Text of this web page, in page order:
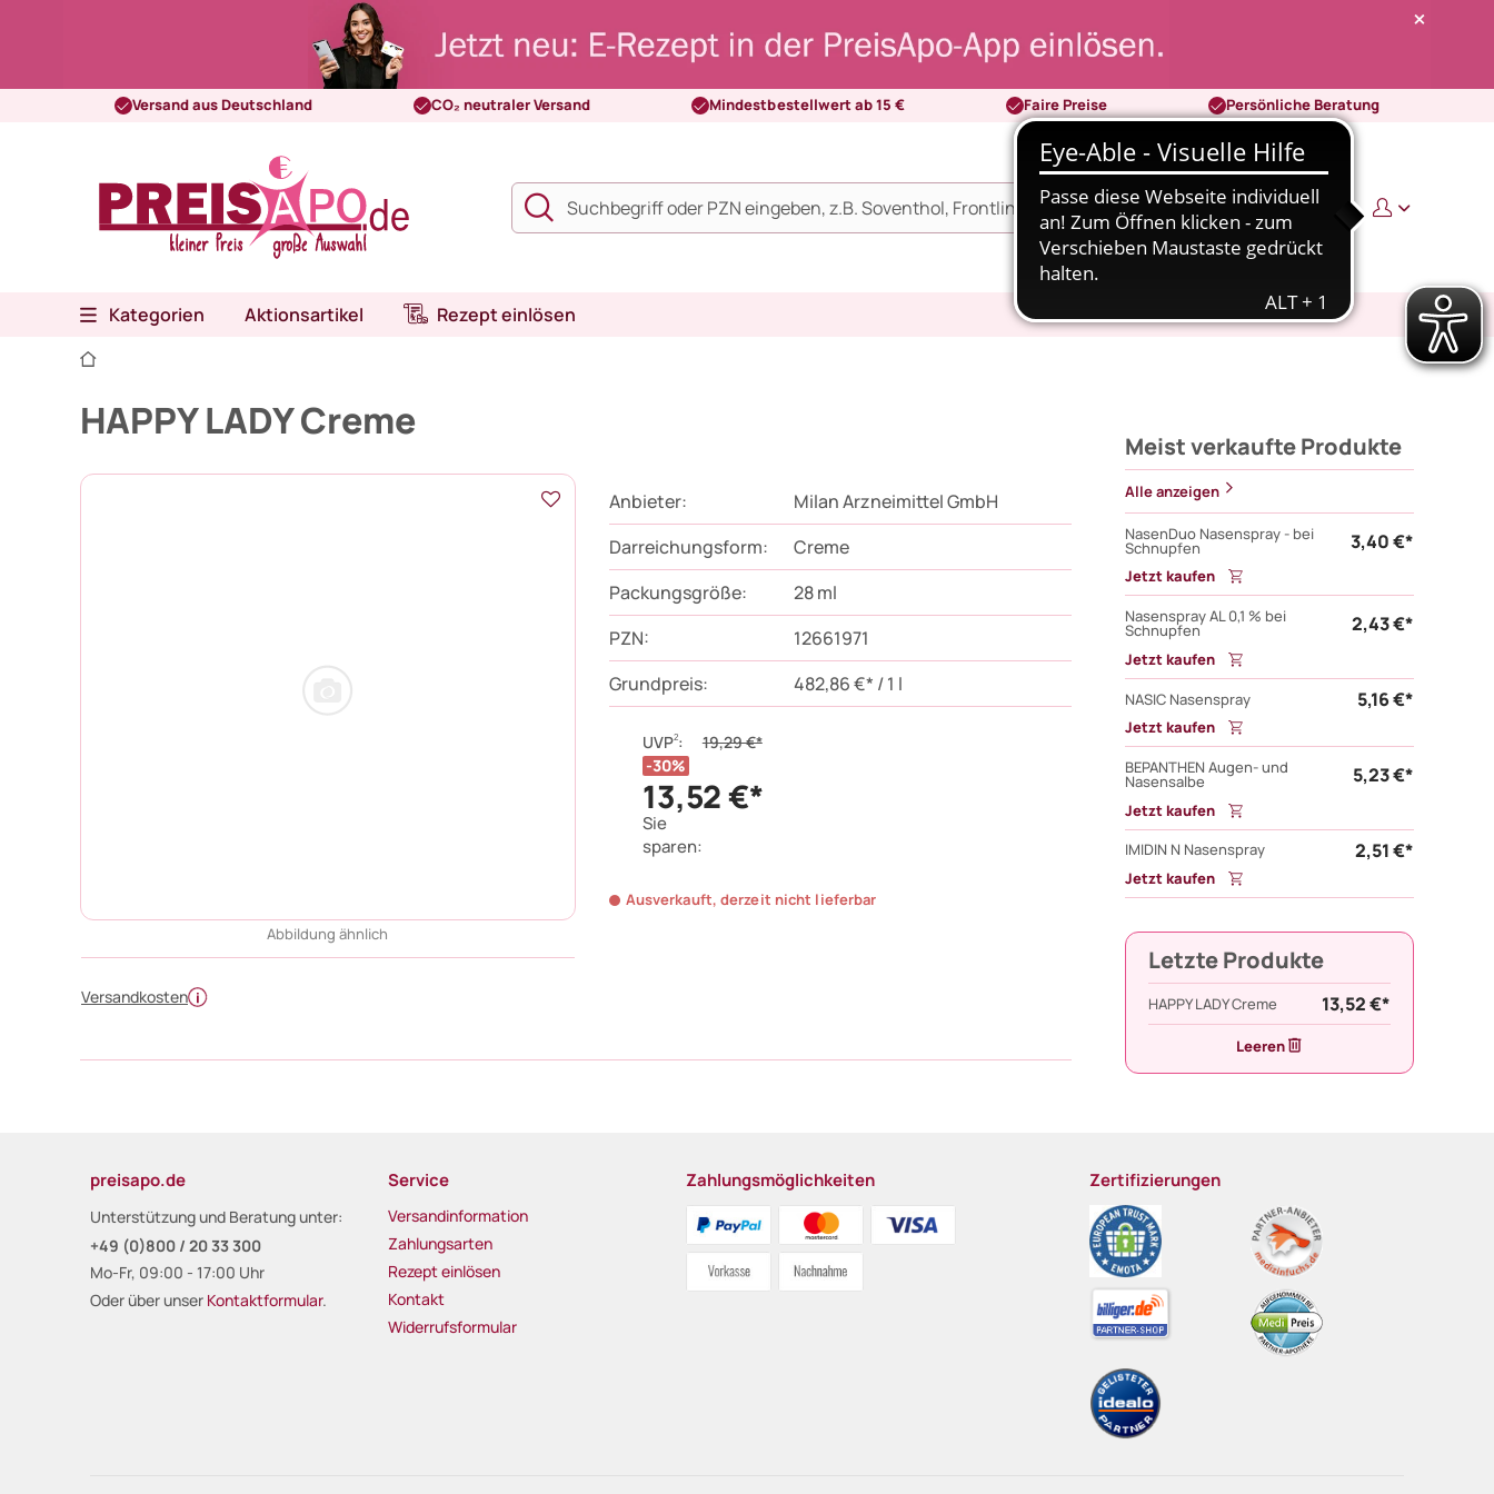
Versand aus Deutschland CO₂ neutraler Versand Mindestbestellwert ab 15 € Faire Preise Persönliche Beratung
0 0,00 €
Kategorien Aktionsartikel Rezept einlösen
HAPPY LADY Creme
Abbildung ähnlich
Versandkosten
Anbieter:
Milan Arzneimittel GmbH
Darreichungsform:
Creme
Packungsgröße:
28ml
PZN:
12661971
Grundpreis:
482,86 €* / 1 l
UVP2: 19,29 €*
13,52 €*
Sie
sparen:
30%
Ausverkauft, derzeit nicht lieferbar
Meist verkaufte Produkte
Alle anzeigen
NasenDuo Nasenspray - bei
Schnupfen 3,40 €*
Jetzt kaufen
Nasenspray AL 0,1 % bei
Schnupfen 2,43 €*
Jetzt kaufen
NASIC Nasenspray
5,16 €*
Jetzt kaufen
BEPANTHEN Augen- und
Nasensalbe 5,23 €*
Jetzt kaufen
IMIDIN N Nasenspray
2,51 €*
Jetzt kaufen
Letzte Produkte
HAPPY LADY Creme 13,52 €*
Leeren
preisapo.de
Unterstützung und Beratung unter:
+49 (0)800 / 20 33 300
Mo-Fr, 09:00 - 17:00 Uhr
Oder über unser Kontaktformular.
Service
Versandinformation
Zahlungsarten
Rezept einlösen
Kontakt
Widerrufsformular
Zahlungsmöglichkeiten Zertifizierungen